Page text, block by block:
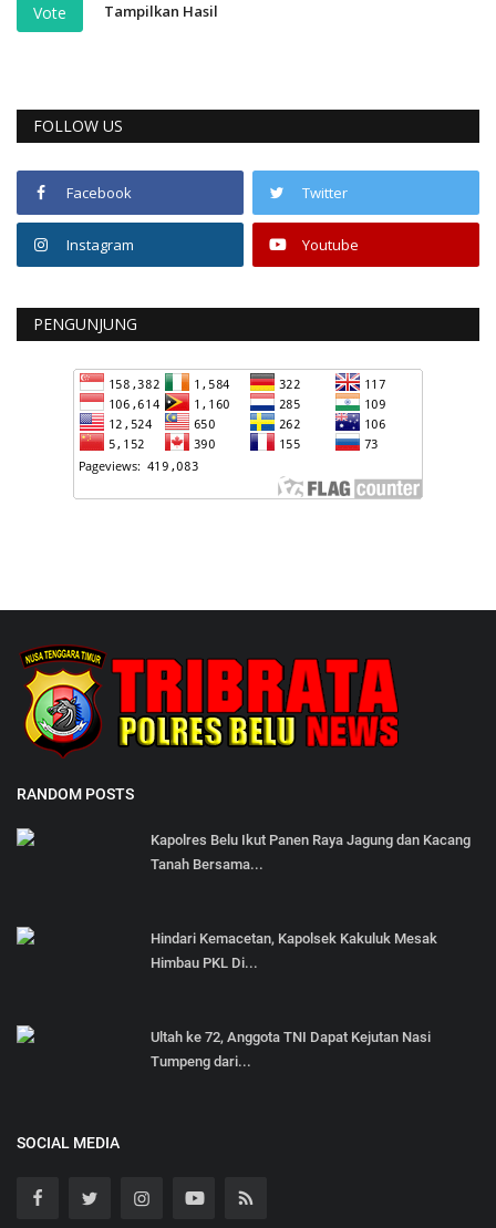
Vote Tampilkan Hasil
FOLLOW US
Facebook Twitter
Instagram Youtube
PENGUNJUNG
RANDOM POSTS
Kapolres Belu Ikut Panen Raya Jagung dan Kacang
Tanah Bersama...
Hindari Kemacetan, Kapolsek Kakuluk Mesak
Himbau PKL Di...
Ultah ke 72, Anggota TNI Dapat Kejutan Nasi
Tumpeng dari...
SOCIAL MEDIA